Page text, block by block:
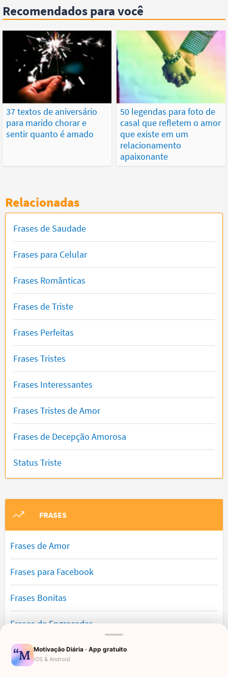
Recomendados para você
37 textos de aniversário
para marido chorar e
sentir quanto é amado
50 legendas para foto de
casal que refletem o amor
que existe em um
relacionamento
apaixonante
Relacionadas
Frases de Saudade
Frases para Celular
Frases Românticas
Frases de Triste
Frases Perfeitas
Frases Tristes
Frases Interessantes
Frases Tristes de Amor
Frases de Decepção Amorosa
Status Triste
FRASES
Frases de Amor
Frases para Facebook
Frases Bonitas
Frases de Engraçadas
Frases Românticas
Motivação Diária · App gratuito
iOS & Android